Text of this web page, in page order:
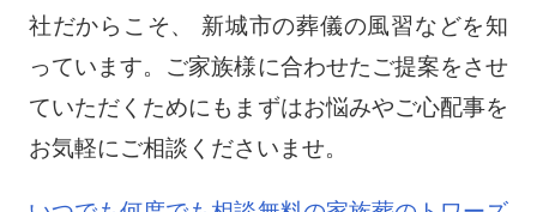
社だからこそ、 新城市の葬儀の風習などを知
っています。ご家族様に合わせたご提案をさせ
ていただくためにもまずはお悩みやご心配事を
お気軽にご相談くださいませ。